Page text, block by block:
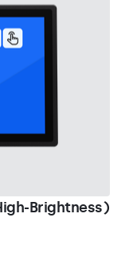
Brightness)